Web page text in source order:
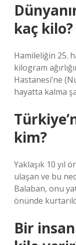
kaç kilo?
Hamileliğin 25.
kilogram
Hastanesi’ne
hayatta kalma
kim?
Yaklaşık 10 yıl
ulaşan ve bu
Balaban, onu
önünde
Bir